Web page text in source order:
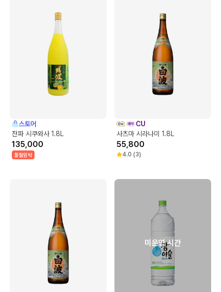
스토어
잔파 시쿠와사 1.8L
135,000
품절임박
CU
사츠마 시라나미 1.8L
55,800
4.0 (3)
미운영 시간